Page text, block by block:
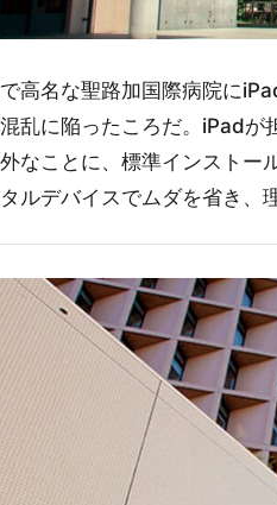
高名な聖路加国際病院に
乱に陥ったころだ。iPadが
なことに、標準インスト
ルデバイスでムダを省き、